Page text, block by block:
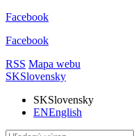
Facebook
Facebook
RSS Mapa webu
SKSlovensky
SKSlovensky
ENEnglish